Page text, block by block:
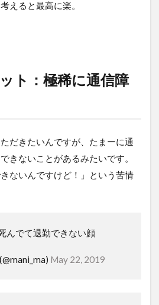
えると最高に楽。
ト：極稀に通信障
だきたいんですが、たまーに通
きないことがあるみたいです。
ないんですけど！」という苦情
んでて退勤できない顔
May 22, 2019